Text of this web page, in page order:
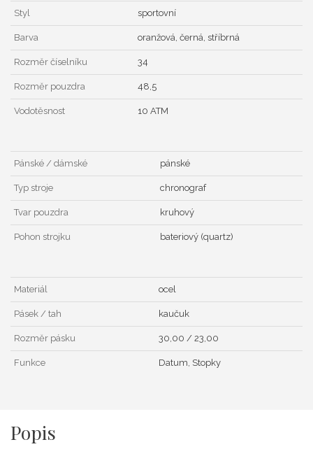
Styl sportovní
Barva oranžová, černá, stříbrná
Rozměr číselníku 34
Rozměr pouzdra 48,5
Vodotěsnost 10 ATM
Pánské / dámské pánské
Typ stroje chronograf
Tvar pouzdra kruhový
Pohon strojku bateriový (quartz)
Materiál ocel
Pásek / tah kaučuk
Rozměr pásku 30,00 / 23,00
Funkce Datum, Stopky
Popis